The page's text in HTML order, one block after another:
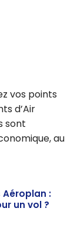
vos points
d’Air
sont
au
:
un vol ?